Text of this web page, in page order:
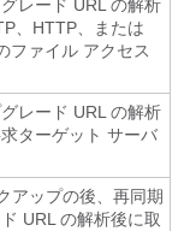
レード URL の解析
、HTTP、または
ファイル アクセス
レード URL の解析
ターゲット サーバ
アップの後、再同期
URL の解析後に取